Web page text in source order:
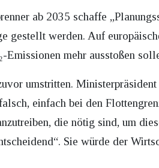
ab 2035 schaffe
gestellt werden. Auf
mehr ausstoßen
umstritten.
einfach bei den
die nötig sind, um
Sie würde der